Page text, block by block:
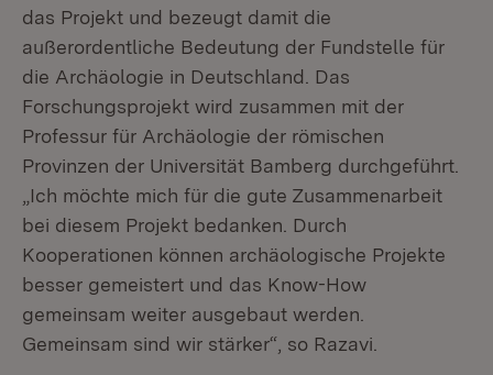
das Projekt und bezeugt damit die
außerordentliche Bedeutung der Fundstelle für
die Archäologie in Deutschland. Das
Forschungsprojekt wird zusammen mit der
Professur für Archäologie der römischen
Provinzen der Universität Bamberg durchgeführt.
„Ich möchte mich für die gute Zusammenarbeit
bei diesem Projekt bedanken. Durch
Kooperationen können archäologische Projekte
besser gemeistert und das Know-How
gemeinsam weiter ausgebaut werden.
Gemeinsam sind wir stärker“, so Razavi.